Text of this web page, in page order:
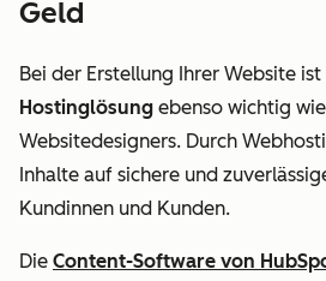
Geld
Bei der Erstellung Ihrer Website
Hostinglösung ebenso wichtig
Websitedesigners. Durch
Inhalte auf sichere und
Kundinnen und Kunden.
Die Content-Software von